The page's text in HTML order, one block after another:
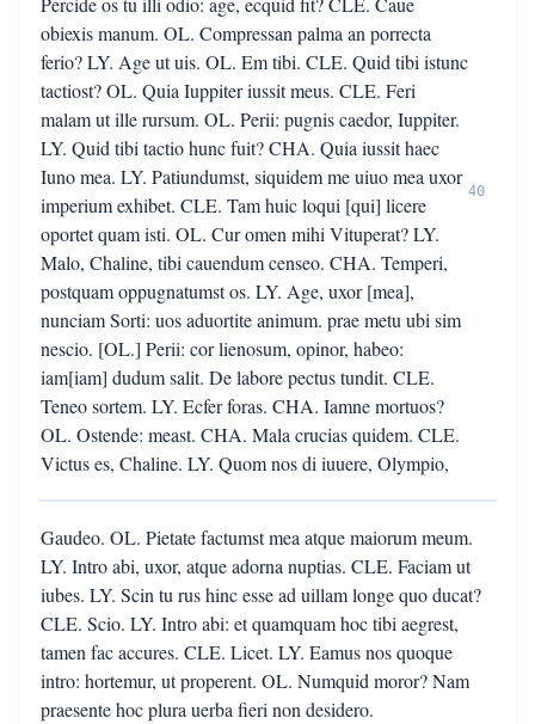
obiexis manum. OL. Compressan palma an porrecta
ferio? LY. Age ut uis. OL. Em tibi. CLE. Quid tibi istunc
tactiost? OL. Quia Iuppiter iussit meus. CLE. Feri
malam ut ille rursum. OL. Perii: pugnis caedor, Iuppiter.
LY. Quid tibi tactio hunc fuit? CHA. Quia iussit haec
Iuno mea. LY. Patiundumst, siquidem me uiuo mea uxor
imperium exhibet. CLE. Tam huic loqui [qui] licere
oportet quam isti. OL. Cur omen mihi Vituperat? LY.
Malo, Chaline, tibi cauendum censeo. CHA. Temperi,
postquam oppugnatumst os. LY. Age, uxor [mea],
nunciam Sorti: uos aduortite animum. prae metu ubi sim
nescio. [OL.] Perii: cor lienosum, opinor, habeo:
iam[iam] dudum salit. De labore pectus tundit. CLE.
Teneo sortem. LY. Ecfer foras. CHA. Iamne mortuos?
OL. Ostende: meast. CHA. Mala crucias quidem. CLE.
Victus es, Chaline. LY. Quom nos di iuuere, Olympio,
40
Gaudeo. OL. Pietate factumst mea atque maiorum meum.
LY. Intro abi, uxor, atque adorna nuptias. CLE. Faciam ut
iubes. LY. Scin tu rus hinc esse ad uillam longe quo ducat?
CLE. Scio. LY. Intro abi: et quamquam hoc tibi aegrest,
tamen fac accures. CLE. Licet. LY. Eamus nos quoque
intro: hortemur, ut properent. OL. Numquid moror? Nam
praesente hoc plura uerba fieri non desidero.